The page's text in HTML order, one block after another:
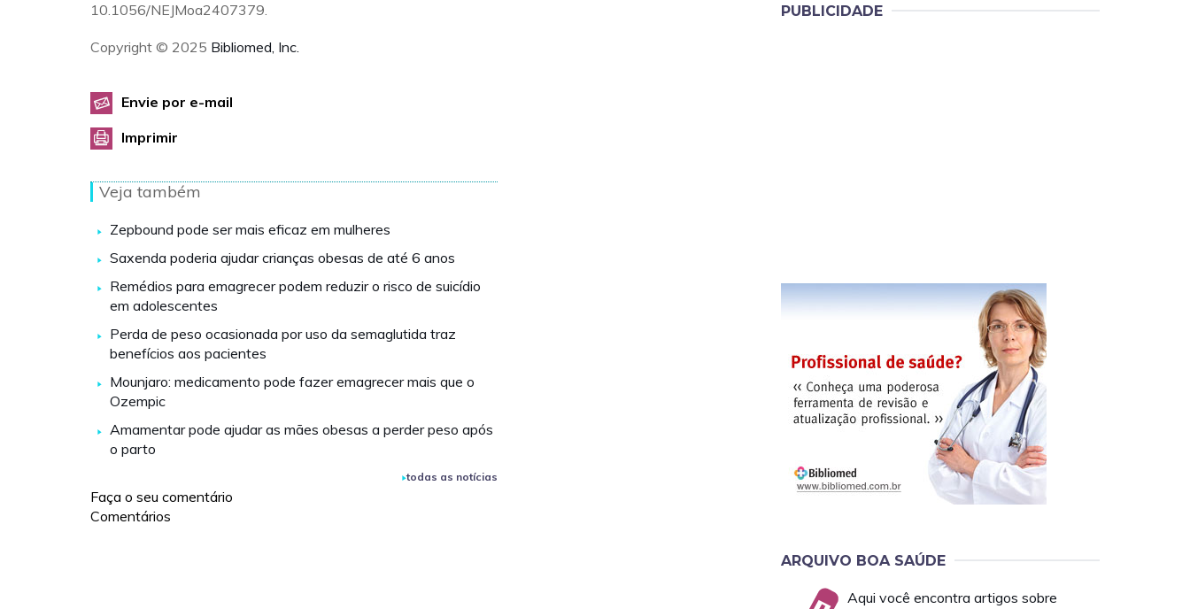
10.1056/NEJMoa2407379.
Copyright © 2025 Bibliomed, Inc.
Envie por e-mail
Imprimir
Veja também
Zepbound pode ser mais eficaz em mulheres
Saxenda poderia ajudar crianças obesas de até 6 anos
Remédios para emagrecer podem reduzir o risco de suicídio
em adolescentes
Perda de peso ocasionada por uso da semaglutida traz
benefícios aos pacientes
Mounjaro: medicamento pode fazer emagrecer mais que o
Ozempic
Amamentar pode ajudar as mães obesas a perder peso após
o parto
todas as notícias
Faça o seu comentário
Comentários
PUBLICIDADE
ARQUIVO BOA SAÚDE
Aqui você encontra artigos sobre